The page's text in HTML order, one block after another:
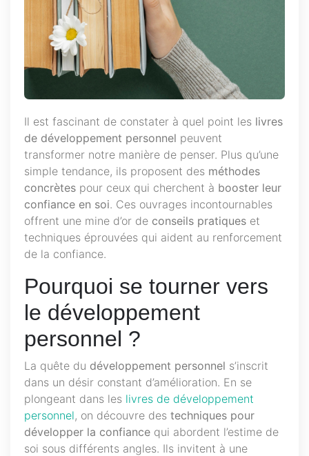
Il est fascinant de constater à quel point les livres
de développement personnel peuvent
transformer notre manière de penser. Plus qu’une
simple tendance, ils proposent des méthodes
concrètes pour ceux qui cherchent à booster leur
confiance en soi. Ces ouvrages incontournables
offrent une mine d’or de conseils pratiques et
techniques éprouvées qui aident au renforcement
de la confiance.
Pourquoi se tourner vers
le développement
personnel ?
La quête du développement personnel s’inscrit
dans un désir constant d’amélioration. En se
plongeant dans les livres de développement
personnel, on découvre des techniques pour
développer la confiance qui abordent l’estime de
soi sous différents angles. Ils invitent à une